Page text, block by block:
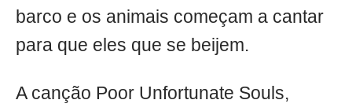
barco e os animais começam a cantar
para que eles que se beijem.
A canção Poor Unfortunate Souls,